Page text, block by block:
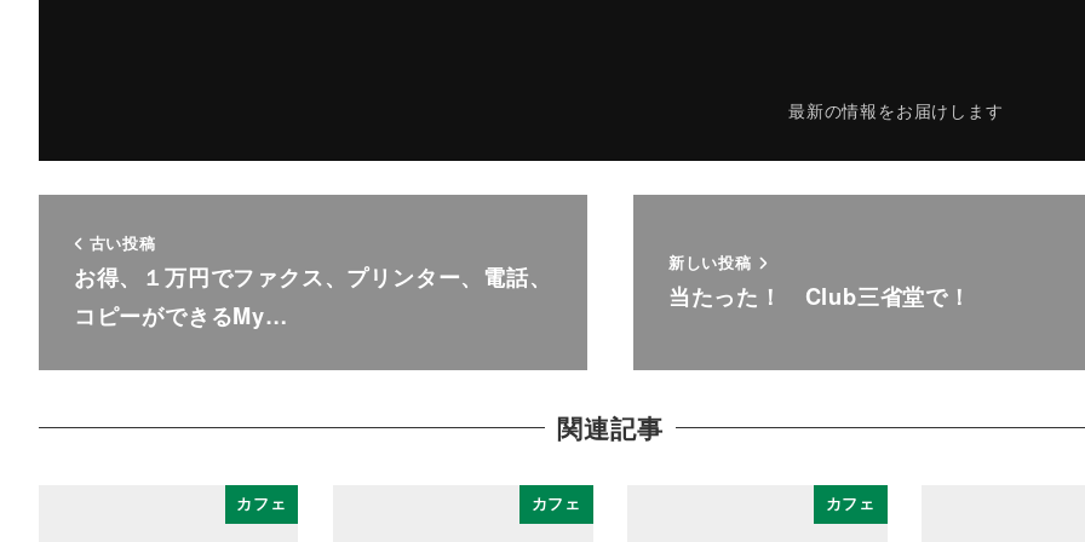
最新の情報をお届けします
古い投稿
お得、１万円でファクス、プリンター、電話、
コピーができるMy…
新しい投稿
当たった！ Club三省堂で！
関連記事
カフェ カフェ カフェ